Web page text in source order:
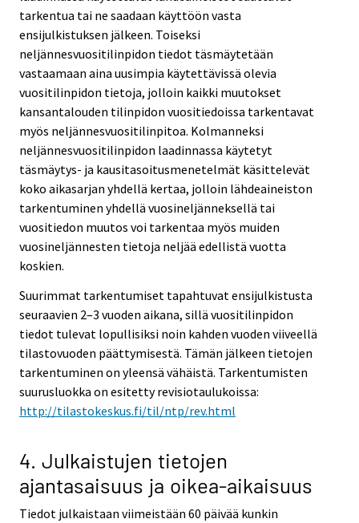
tarkentua tai ne saadaan käyttöön vasta
ensijulkistuksen jälkeen. Toiseksi
neljännesvuositilinpidon tiedot täsmäytetään
vastaamaan aina uusimpia käytettävissä olevia
vuositilinpidon tietoja, jolloin kaikki muutokset
kansantalouden tilinpidon vuositiedoissa tarkentavat
myös neljännesvuositilinpitoa. Kolmanneksi
neljännesvuositilinpidon laadinnassa käytetyt
täsmäytys- ja kausitasoitusmenetelmät käsittelevät
koko aikasarjan yhdellä kertaa, jolloin lähdeaineiston
tarkentuminen yhdellä vuosineljänneksellä tai
vuositiedon muutos voi tarkentaa myös muiden
vuosineljännesten tietoja neljää edellistä vuotta
koskien.
Suurimmat tarkentumiset tapahtuvat ensijulkistusta
seuraavien 2–3 vuoden aikana, sillä vuositilinpidon
tiedot tulevat lopullisiksi noin kahden vuoden viiveellä
tilastovuoden päättymisestä. Tämän jälkeen tietojen
tarkentuminen on yleensä vähäistä. Tarkentumisten
suurusluokka on esitetty revisiotaulukoissa:
http://tilastokeskus.fi/til/ntp/rev.html
4. Julkaistujen tietojen
ajantasaisuus ja oikea-aikaisuus
Tiedot julkaistaan viimeistään 60 päivää kunkin